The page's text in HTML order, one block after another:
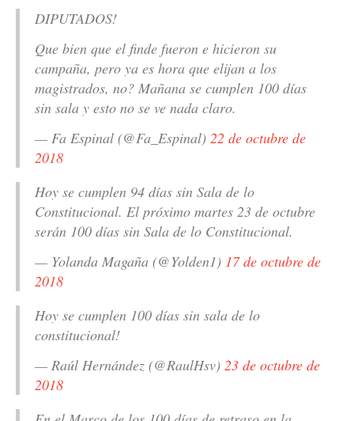
DIPUTADOS!
Que bien que el finde fueron e hicieron su
campaña, pero ya es hora que elijan a los
magistrados, no? Mañana se cumplen 100 días
sin sala y esto no se ve nada claro.
— Fa Espinal (@Fa_Espinal) 22 de octubre de
2018
Hoy se cumplen 94 días sin Sala de lo
Constitucional. El próximo martes 23 de octubre
serán 100 días sin Sala de lo Constitucional.
— Yolanda Magaña (@Yolden1) 17 de octubre de
2018
Hoy se cumplen 100 días sin sala de lo
constitucional!
— Raúl Hernández (@RaulHsv) 23 de octubre de
2018